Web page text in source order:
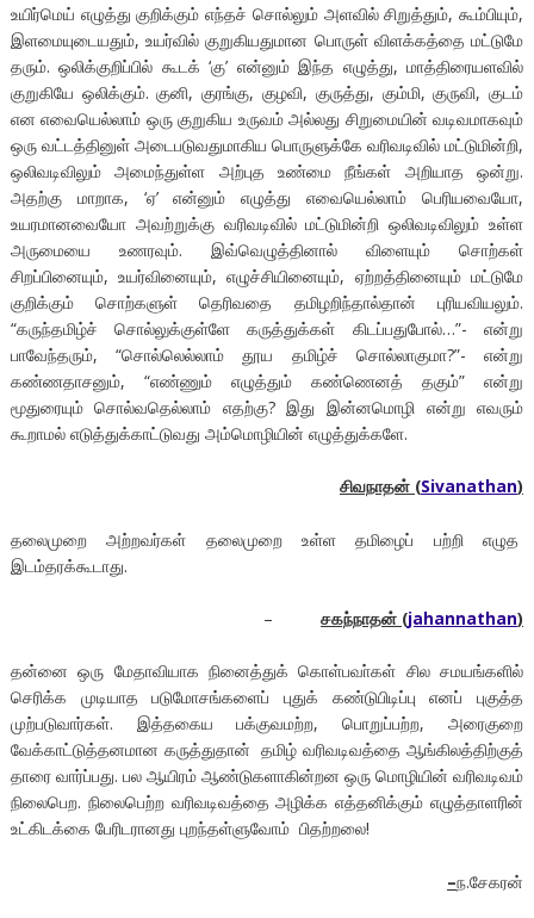
உயிர்மெய் எழுத்து குறிக்கும் எந்தச் சொல்லும் அளவில் சிறுத்தும், கூம்பியும்,
இளமையுடையதும், உயர்வில் குறுகியதுமான பொருள் விளக்கத்தை மட்டுமே
தரும். ஒலிக்குறிப்பில் கூடக் ‘கு’ என்னும் இந்த எழுத்து, மாத்திரையளவில்
குறுகியே ஒலிக்கும். குனி, குரங்கு, குழவி, குருத்து, கும்மி, குருவி, குடம்
என எவையெல்லாம் ஒரு குறுகிய உருவம் அல்லது சிறுமையின் வடிவமாகவும்
ஒரு வட்டத்தினுள் அடைபடுவதுமாகிய பொருளுக்கே வரிவடிவில் மட்டுமின்றி,
ஒலிவடிவிலும் அமைந்துள்ள அற்புத உண்மை நீங்கள் அறியாத ஒன்று.
அதற்கு மாறாக, ‘ஏ’ என்னும் எழுத்து எவையெல்லாம் பெரியவையோ,
உயரமானவையோ அவற்றுக்கு வரிவடிவில் மட்டுமின்றி ஒலிவடிவிலும் உள்ள
அருமையை உணரவும். இவ்வெழுத்தினால் விளையும் சொற்கள்
சிறப்பினையும், உயர்வினையும், எழுச்சியினையும், ஏற்றத்தினையும் மட்டுமே
குறிக்கும் சொற்களுள் தெரிவதை தமிழறிந்தால்தான் புரியவியலும்.
“கருந்தமிழ்ச் சொல்லுக்குள்ளே கருத்துக்கள் கிடப்பதுபோல்…”- என்று
பாவேந்தரும், “சொல்லெல்லாம் தூய தமிழ்ச் சொல்லாகுமா?”- என்று
கண்ணதாசனும், “எண்ணும் எழுத்தும் கண்ணெனத் தகும்” என்று
மூதுரையும் சொல்வதெல்லாம் எதற்கு? இது இன்னமொழி என்று எவரும்
கூறாமல் எடுத்துக்காட்டுவது அம்மொழியின் எழுத்துக்களே.
சிவநாதன் (Sivanathan)
தலைமுறை அற்றவர்கள் தலைமுறை உள்ள தமிழைப் பற்றி எழுத
இடம்தரக்கூடாது.
–சகந்நாதன் (jahannathan)
தன்னை ஒரு மேதாவியாக நினைத்துக் கொள்பவா்கள் சில சமயங்களில்
செரிக்க முடியாத படுமோசங்களைப் புதுக் கண்டுபிடிப்பு எனப் புகுத்த
முற்படுவார்கள். இத்தகைய பக்குவமற்ற, பொறுப்பற்ற, அரைகுறை
வேக்காட்டுத்தனமான கருத்துதான் தமிழ் வரிவடிவத்தை ஆங்கிலத்திற்குத்
தாரை வார்ப்பது. பல ஆயிரம் ஆண்டுகளாகின்றன ஒரு மொழியின் வரிவடிவம்
நிலைபெற. நிலைபெற்ற வரிவடிவத்தை அழிக்க எத்தனிக்கும் எழுத்தாளரின்
உட்கிடக்கை பேரிடரானது புறந்தள்ளுவோம் பிதற்றலை!
–ந.சேகரன்